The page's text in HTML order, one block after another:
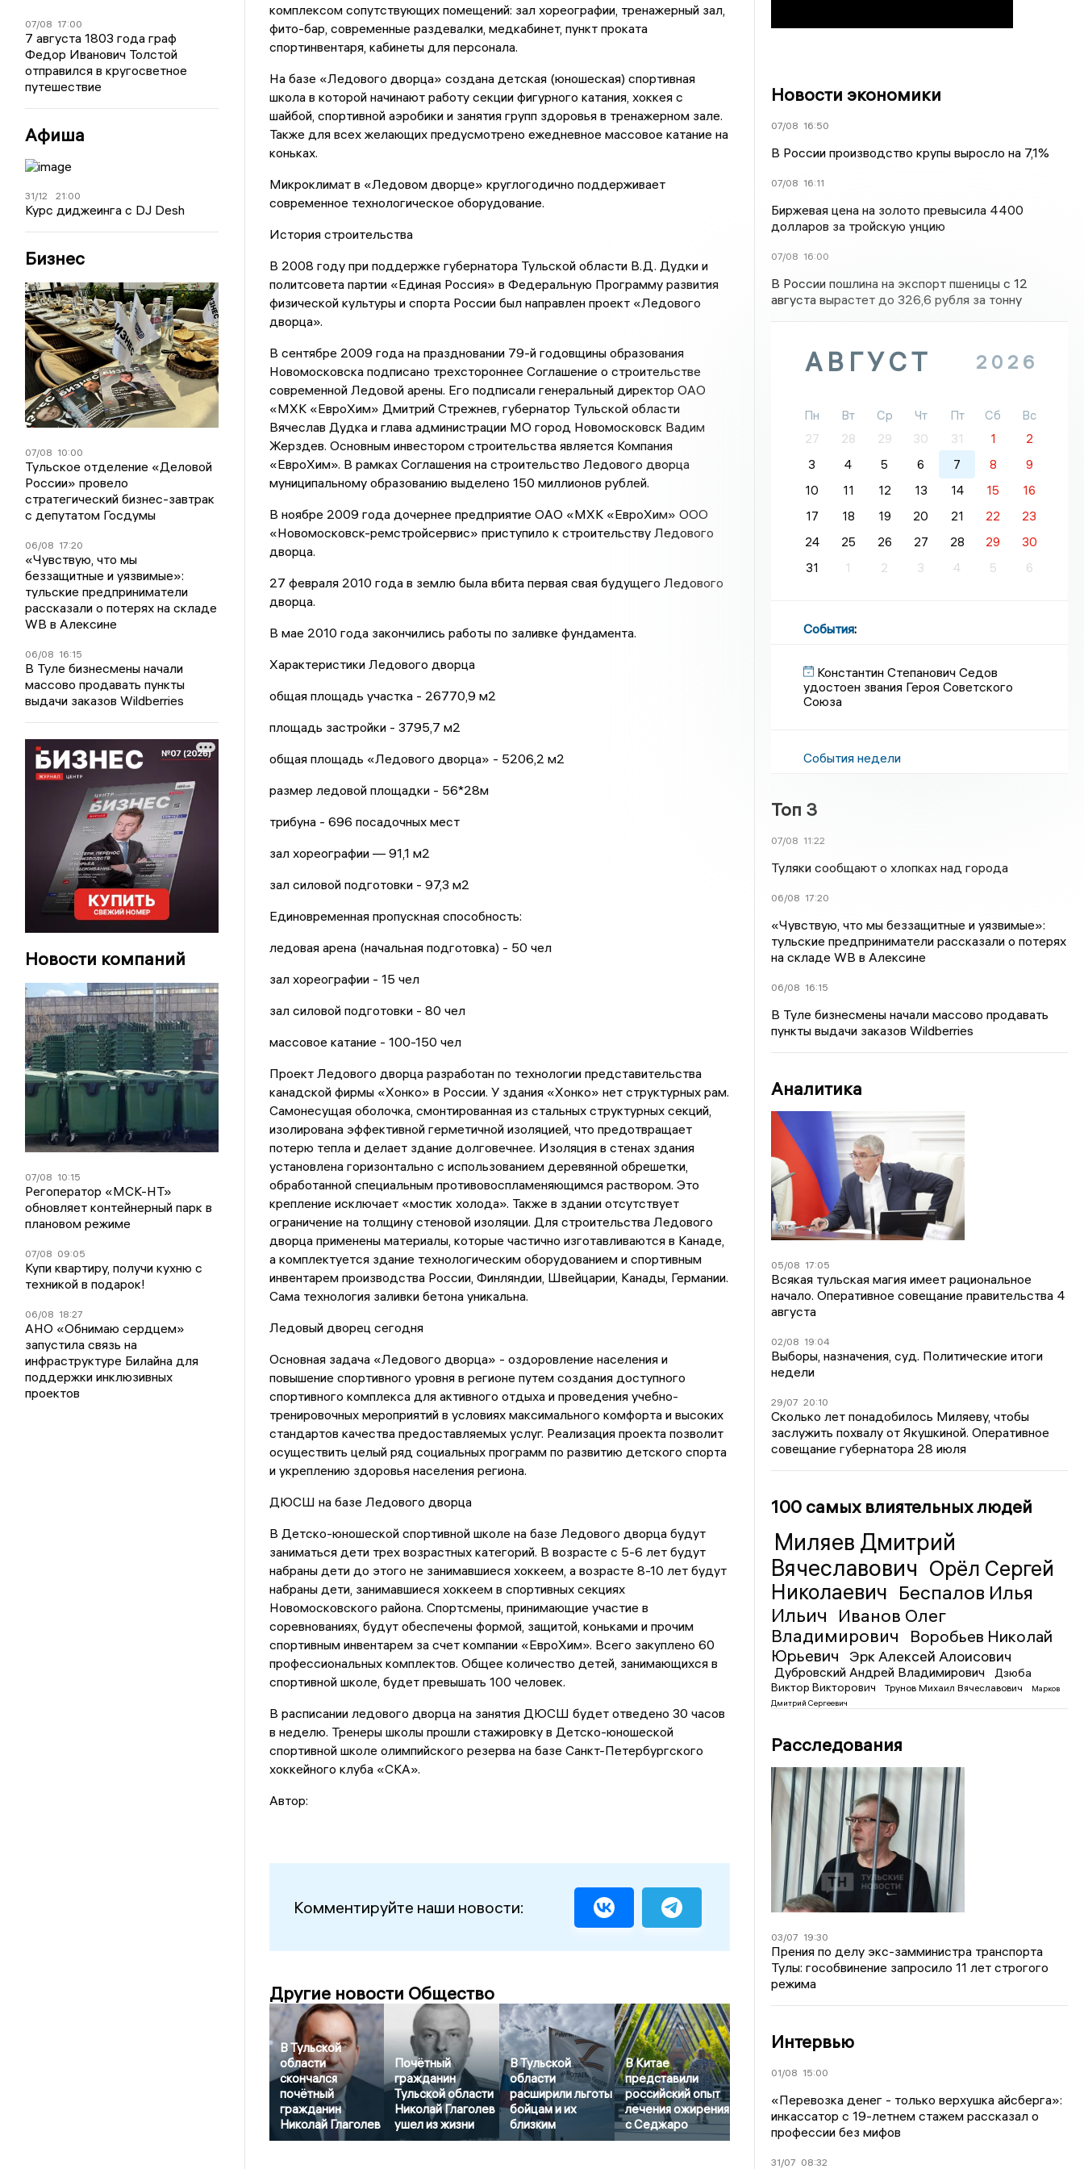
07/08 17:00
7 августа 1803 года граф
Федор Иванович Толстой
отправился в кругосветное
путешествие
Афиша
31/12 21:00
Курс диджеинга с DJ Desh
Бизнес
07/08 10:00
Тульское отделение «Деловой
России» провело
стратегический бизнес-завтрак
с депутатом Госдумы
06/08 17:20
«Чувствую, что мы
беззащитные и уязвимые»:
тульские предприниматели
рассказали о потерях на складе
WB в Алексине
06/08 16:15
В Туле бизнесмены начали
массово продавать пункты
выдачи заказов Wildberries
Новости компаний
07/08 10:15
Регоператор «МСК-НТ»
обновляет контейнерный парк в
плановом режиме
07/08 09:05
Купи квартиру, получи кухню с
техникой в подарок!
06/08 18:27
АНО «Обнимаю сердцем»
запустила связь на
инфраструктуре Билайна для
поддержки инклюзивных
проектов
комплексом сопутствующих помещений: зал хореографии, тренажерный зал,
фито-бар, современные раздевалки, медкабинет, пункт проката
спортинвентаря, кабинеты для персонала.
На базе «Ледового дворца» создана детская (юношеская) спортивная
школа в которой начинают работу секции фигурного катания, хоккея с
шайбой, спортивной аэробики и занятия групп здоровья в тренажерном зале.
Также для всех желающих предусмотрено ежедневное массовое катание на
коньках.
Микроклимат в «Ледовом дворце» круглогодично поддерживает
современное технологическое оборудование.
История строительства
В 2008 году при поддержке губернатора Тульской области В.Д. Дудки и
политсовета партии «Единая Россия» в Федеральную Программу развития
физической культуры и спорта России был направлен проект «Ледового
дворца».
В сентябре 2009 года на праздновании 79-й годовщины образования
Новомосковска подписано трехстороннее Соглашение о строительстве
современной Ледовой арены. Его подписали генеральный директор ОАО
«МХК «ЕвроХим» Дмитрий Стрежнев, губернатор Тульской области
Вячеслав Дудка и глава администрации МО город Новомосковск Вадим
Жерздев. Основным инвестором строительства является Компания
«ЕвроХим». В рамках Соглашения на строительство Ледового дворца
муниципальному образованию выделено 150 миллионов рублей.
В ноябре 2009 года дочернее предприятие ОАО «МХК «ЕвроХим» ООО
«Новомосковск-ремстройсервис» приступило к строительству Ледового
дворца.
27 февраля 2010 года в землю была вбита первая свая будущего Ледового
дворца.
В мае 2010 года закончились работы по заливке фундамента.
Характеристики Ледового дворца
общая площадь участка - 26770,9 м2
площадь застройки - 3795,7 м2
общая площадь «Ледового дворца» - 5206,2 м2
размер ледовой площадки - 56*28м
трибуна - 696 посадочных мест
зал хореографии — 91,1 м2
зал силовой подготовки - 97,3 м2
Единовременная пропускная способность:
ледовая арена (начальная подготовка) - 50 чел
зал хореографии - 15 чел
зал силовой подготовки - 80 чел
массовое катание - 100-150 чел
Проект Ледового дворца разработан по технологии представительства
канадской фирмы «Хонко» в России. У здания «Хонко» нет структурных рам.
Самонесущая оболочка, смонтированная из стальных структурных секций,
изолирована эффективной герметичной изоляцией, что предотвращает
потерю тепла и делает здание долговечнее. Изоляция в стенах здания
установлена горизонтально с использованием деревянной обрешетки,
обработанной специальным противовоспламеняющимся раствором. Это
крепление исключает «мостик холода». Также в здании отсутствует
ограничение на толщину стеновой изоляции. Для строительства Ледового
дворца применены материалы, которые частично изготавливаются в Канаде,
а комплектуется здание технологическим оборудованием и спортивным
инвентарем производства России, Финляндии, Швейцарии, Канады, Германии.
Сама технология заливки бетона уникальна.
Ледовый дворец сегодня
Основная задача «Ледового дворца» - оздоровление населения и
повышение спортивного уровня в регионе путем создания доступного
спортивного комплекса для активного отдыха и проведения учебно-
тренировочных мероприятий в условиях максимального комфорта и высоких
стандартов качества предоставляемых услуг. Реализация проекта позволит
осуществить целый ряд социальных программ по развитию детского спорта
и укреплению здоровья населения региона.
ДЮСШ на базе Ледового дворца
В Детско-юношеской спортивной школе на базе Ледового дворца будут
заниматься дети трех возрастных категорий. В возрасте с 5-6 лет будут
набраны дети до этого не занимавшиеся хоккеем, а возрасте 8-10 лет будут
набраны дети, занимавшиеся хоккеем в спортивных секциях
Новомосковского района. Спортсмены, принимающие участие в
соревнованиях, будут обеспечены формой, защитой, коньками и прочим
спортивным инвентарем за счет компании «ЕвроХим». Всего закуплено 60
профессиональных комплектов. Общее количество детей, занимающихся в
спортивной школе, будет превышать 100 человек.
В расписании ледового дворца на занятия ДЮСШ будет отведено 30 часов
в неделю. Тренеры школы прошли стажировку в Детско-юношеской
спортивной школе олимпийского резерва на базе Санкт-Петербургского
хоккейного клуба «СКА».
Автор:
Комментируйте наши новости:
Другие новости Общество
В Тульской
области
скончался
почётный
гражданин
Николай Глаголев
Почётный
гражданин
Тульской области
Николай Глаголев
ушел из жизни
В Тульской
области
расширили льготы
бойцам и их
близким
В Китае
представили
российский опыт
лечения ожирения
с Седжаро
Новости экономики
07/08 16:50
В России производство крупы выросло на 7,1%
07/08 16:11
Биржевая цена на золото превысила 4400
долларов за тройскую унцию
07/08 16:00
В России пошлина на экспорт пшеницы с 12
августа вырастет до 326,6 рубля за тонну
АВГУСТ 2026
Пн Вт Ср Чт Пт Сб
Вс
27
28 29 30 31 1
2
3
4 5 6 7 8
9
10
11 12 13 14 15
16
17
18 19 20 21 22
23
24
25 26 27 28 29
30
31
1 2 3 4 5 6
События:
Константин Степанович Седов
удостоен звания Героя Советского
Союза
События недели
Топ 3
07/08 11:22
Туляки сообщают о хлопках над города
06/08 17:20
«Чувствую, что мы беззащитные и уязвимые»:
тульские предприниматели рассказали о потерях
на складе WB в Алексине
06/08 16:15
В Туле бизнесмены начали массово продавать
пункты выдачи заказов Wildberries
Аналитика
05/08 17:05
Всякая тульская магия имеет рациональное
начало. Оперативное совещание правительства 4
августа
02/08 19:04
Выборы, назначения, суд. Политические итоги
недели
29/07 20:10
Сколько лет понадобилось Миляеву, чтобы
заслужить похвалу от Якушкиной. Оперативное
совещание губернатора 28 июля
100 самых влиятельных людей
Миляев Дмитрий
Вячеславович Орёл Сергей
Николаевич Беспалов Илья
Ильич
Иванов Олег
Владимирович
Воробьев Николай
Юрьевич
Эрк Алексей Алоисович
Дубровский Андрей Владимирович
Дзюба
Виктор Викторович
Трунов Михаил Вячеславович
Марков
Дмитрий Сергеевич
Расследования
03/07 19:30
Прения по делу экс-замминистра транспорта
Тулы: гособвинение запросило 11 лет строгого
режима
Интервью
01/08 15:00
«Перевозка денег - только верхушка айсберга»:
инкассатор с 19-летнем стажем рассказал о
профессии без мифов
31/07 08:32